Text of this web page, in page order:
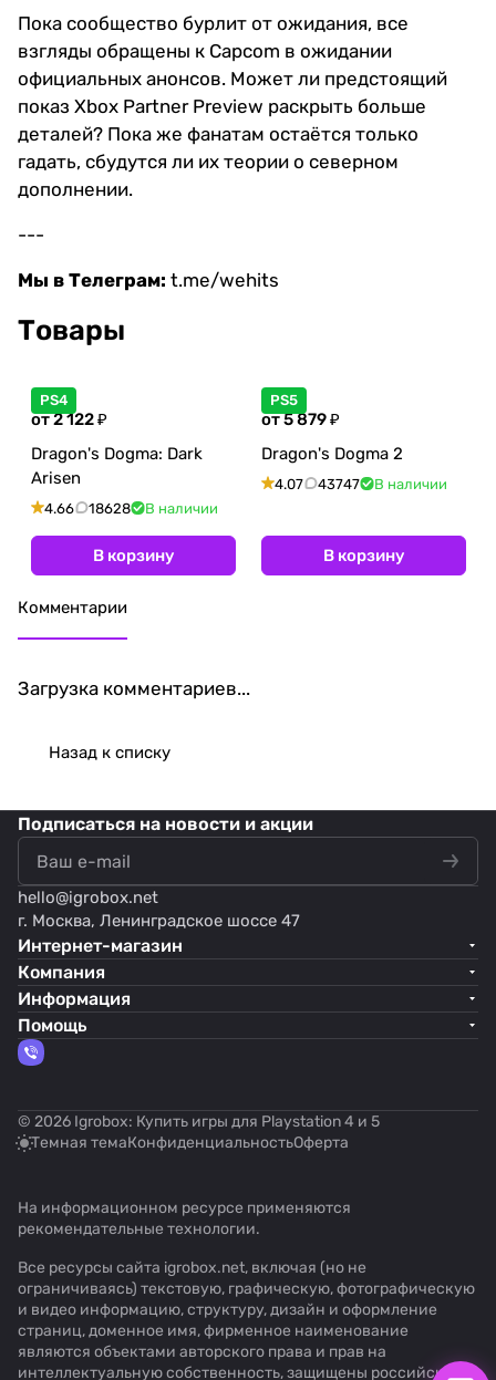
Пока сообщество бурлит от ожидания, все
взгляды обращены к Capcom в ожидании
официальных анонсов. Может ли предстоящий
показ Xbox Partner Preview раскрыть больше
деталей? Пока же фанатам остаётся только
гадать, сбудутся ли их теории о северном
дополнении.
---
Мы в Телеграм: t.me/wehits
Товары
PS4
от 2 122 ₽
Dragon's Dogma: Dark
Arisen
4.66 18628 В наличии
В корзину
PS5
от 5 879 ₽
Dragon's Dogma 2
4.07 43747 В наличии
В корзину
Комментарии
Загрузка комментариев...
Назад к списку
Подписаться на новости и акции
hello@igrobox.net
г. Москва, Ленинградское шоссе 47
Интернет-магазин
Компания
Информация
Помощь
© 2026 Igrobox: Купить игры для Playstation 4 и 5
Темная темаКонфиденциальностьОферта
На информационном ресурсе применяются
рекомендательные технологии.
Все ресурсы сайта igrobox.net, включая (но не
ограничиваясь) текстовую, графическую, фотографическую
и видео информацию, структуру, дизайн и оформление
страниц, доменное имя, фирменное наименование
являются объектами авторского права и прав на
интеллектуальную собственность, защищены российским